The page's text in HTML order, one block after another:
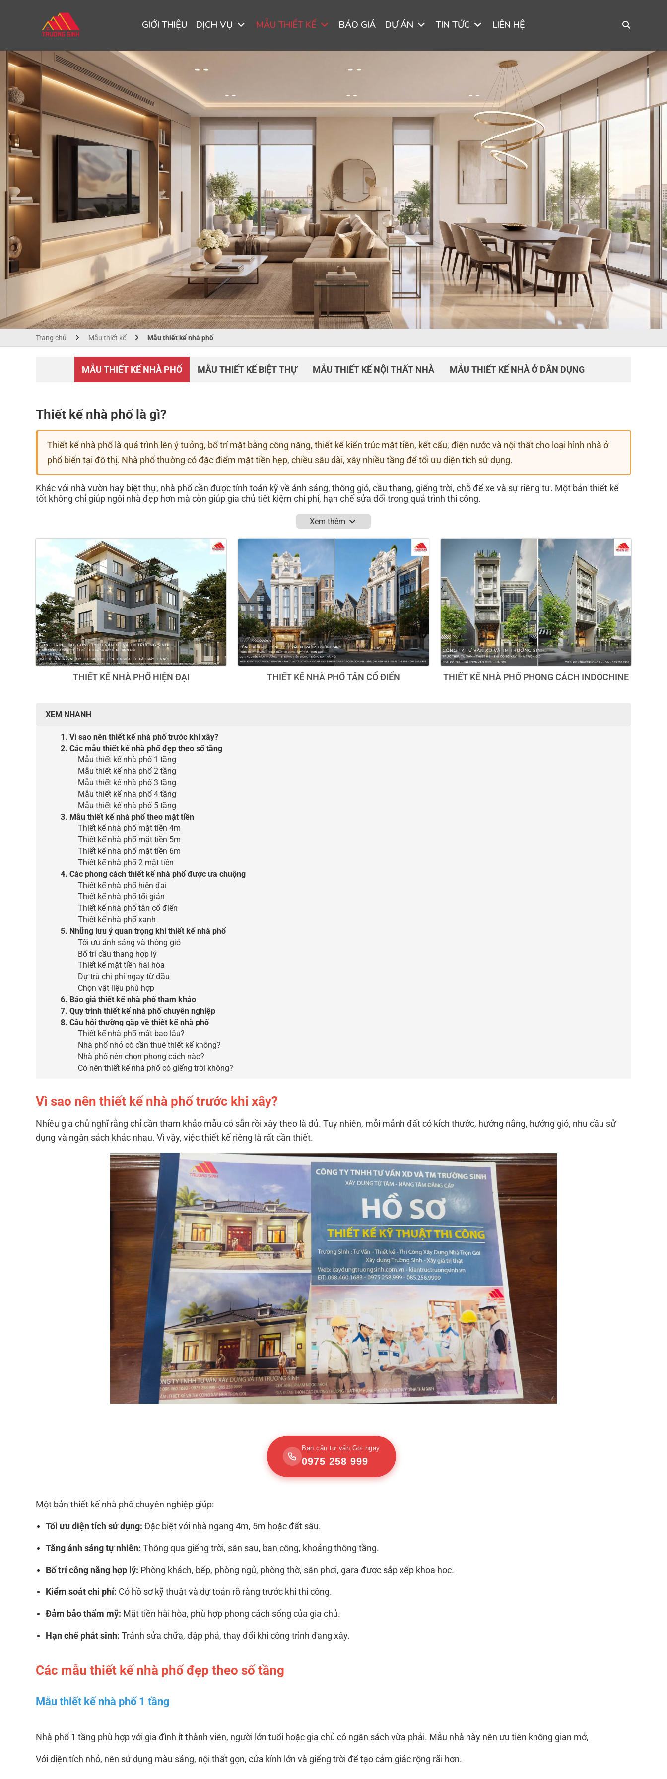
GIỚI THIỆU DỊCH VỤ MẪU THIẾT KẾ BÁO GIÁ DỰ ÁN TIN TỨC LIÊN HỆ
Trang chủ Mẫu thiết kế Mẫu thiết kế nhà phố
MẪU THIẾT KẾ NHÀ PHỐ MẪU THIẾT KẾ BIỆT THỰ MẪU THIẾT KẾ NỘI THẤT NHÀ MẪU THIẾT KẾ NHÀ Ở DÂN DỤNG
Thiết kế nhà phố là gì?
Thiết kế nhà phố là quá trình lên ý tưởng, bố trí mặt bằng công năng, thiết kế kiến trúc mặt tiền, kết cấu, điện nước và nội thất cho loại hình nhà ở
phổ biến tại đô thị. Nhà phố thường có đặc điểm mặt tiền hẹp, chiều sâu dài, xây nhiều tầng để tối ưu diện tích sử dụng.
Khác với nhà vườn hay biệt thự, nhà phố cần được tính toán kỹ về ánh sáng, thông gió, cầu thang, giếng trời, chỗ để xe và sự riêng tư. Một bản thiết kế
tốt không chỉ giúp ngôi nhà đẹp hơn mà còn giúp gia chủ tiết kiệm chi phí, hạn chế sửa đổi trong quá trình thi công.
Xem thêm
THIẾT KẾ NHÀ PHỐ HIỆN ĐẠI THIẾT KẾ NHÀ PHỐ TÂN CỔ ĐIỂN THIẾT KẾ NHÀ PHỐ PHONG CÁCH INDOCHINE
XEM NHANH
1. Vì sao nên thiết kế nhà phố trước khi xây?
2. Các mẫu thiết kế nhà phố đẹp theo số tầng
Mẫu thiết kế nhà phố 1 tầng
Mẫu thiết kế nhà phố 2 tầng
Mẫu thiết kế nhà phố 3 tầng
Mẫu thiết kế nhà phố 4 tầng
Mẫu thiết kế nhà phố 5 tầng
3. Mẫu thiết kế nhà phố theo mặt tiền
Thiết kế nhà phố mặt tiền 4m
Thiết kế nhà phố mặt tiền 5m
Thiết kế nhà phố mặt tiền 6m
Thiết kế nhà phố 2 mặt tiền
4. Các phong cách thiết kế nhà phố được ưa chuộng
Thiết kế nhà phố hiện đại
Thiết kế nhà phố tối giản
Thiết kế nhà phố tân cổ điển
Thiết kế nhà phố xanh
5. Những lưu ý quan trọng khi thiết kế nhà phố
Tối ưu ánh sáng và thông gió
Bố trí cầu thang hợp lý
Thiết kế mặt tiền hài hòa
Dự trù chi phí ngay từ đầu
Chọn vật liệu phù hợp
6. Báo giá thiết kế nhà phố tham khảo
7. Quy trình thiết kế nhà phố chuyên nghiệp
8. Câu hỏi thường gặp về thiết kế nhà phố
Thiết kế nhà phố mất bao lâu?
Nhà phố nhỏ có cần thuê thiết kế không?
Nhà phố nên chọn phong cách nào?
Có nên thiết kế nhà phố có giếng trời không?
Vì sao nên thiết kế nhà phố trước khi xây?
Nhiều gia chủ nghĩ rằng chỉ cần tham khảo mẫu có sẵn rồi xây theo là đủ. Tuy nhiên, mỗi mảnh đất có kích thước, hướng nắng, hướng gió, nhu cầu sử
dụng và ngân sách khác nhau. Vì vậy, việc thiết kế riêng là rất cần thiết.
Bạn cần tư vấn.Gọi ngay
0975 258 999
Một bản thiết kế nhà phố chuyên nghiệp giúp:
Tối ưu diện tích sử dụng: Đặc biệt với nhà ngang 4m, 5m hoặc đất sâu.
Tăng ánh sáng tự nhiên: Thông qua giếng trời, sân sau, ban công, khoảng thông tầng.
Bố trí công năng hợp lý: Phòng khách, bếp, phòng ngủ, phòng thờ, sân phơi, gara được sắp xếp khoa học.
Kiểm soát chi phí: Có hồ sơ kỹ thuật và dự toán rõ ràng trước khi thi công.
Đảm bảo thẩm mỹ: Mặt tiền hài hòa, phù hợp phong cách sống của gia chủ.
Hạn chế phát sinh: Tránh sửa chữa, đập phá, thay đổi khi công trình đang xây.
Các mẫu thiết kế nhà phố đẹp theo số tầng
Mẫu thiết kế nhà phố 1 tầng
Nhà phố 1 tầng phù hợp với gia đình ít thành viên, người lớn tuổi hoặc gia chủ có ngân sách vừa phải. Mẫu nhà này nên ưu tiên không gian mở,
Với diện tích nhỏ, nên sử dụng màu sáng, nội thất gọn, cửa kính lớn và giếng trời để tạo cảm giác rộng rãi hơn.